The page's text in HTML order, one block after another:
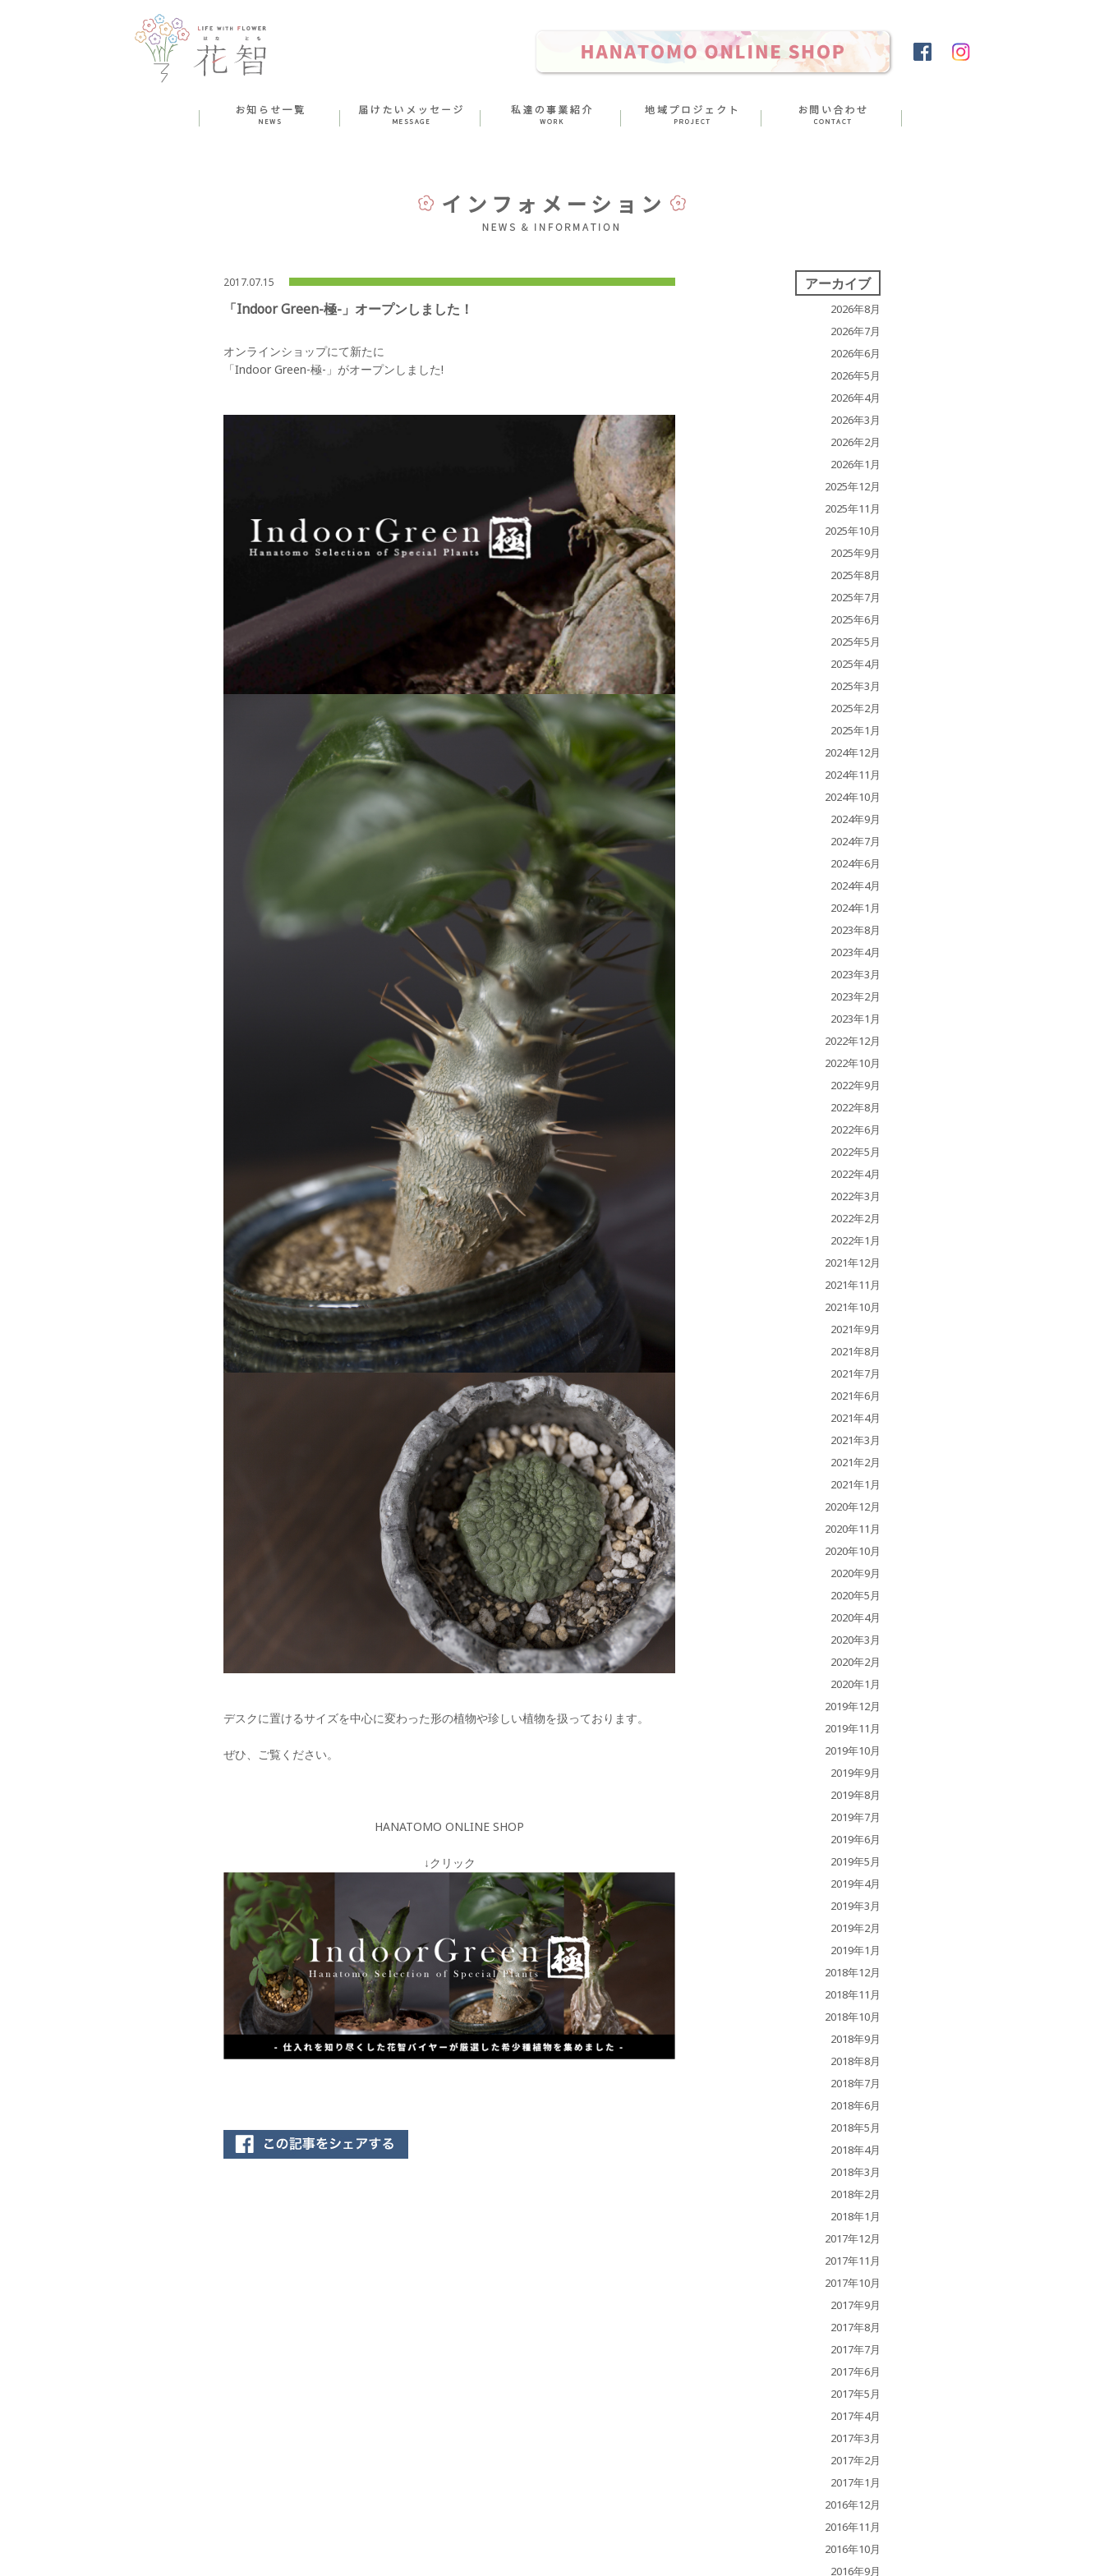
アーカイブ
2026年8月
2026年7月
2026年6月
2026年5月
2026年4月
2026年3月
2026年2月
2026年1月
2025年12月
2025年11月
2025年10月
2025年9月
2025年8月
2025年7月
2025年6月
2025年5月
2025年4月
2025年3月
2025年2月
2025年1月
2024年12月
2024年11月
2024年10月
2024年9月
2024年7月
2024年6月
2024年4月
2024年1月
2023年8月
2023年4月
2023年3月
2023年2月
2023年1月
2022年12月
2022年10月
2022年9月
2022年8月
2022年6月
2022年5月
2022年4月
2022年3月
2022年2月
2022年1月
2021年12月
2021年11月
2021年10月
2021年9月
2021年8月
2021年7月
2021年6月
2021年4月
2021年3月
2021年2月
2021年1月
2020年12月
2020年11月
2020年10月
2020年9月
2020年5月
2020年4月
2020年3月
2020年2月
2020年1月
2019年12月
2019年11月
2019年10月
2019年9月
2019年8月
2019年7月
2019年6月
2019年5月
2019年4月
2019年3月
2019年2月
2019年1月
2018年12月
2018年11月
2018年10月
2018年9月
2018年8月
2018年7月
2018年6月
2018年5月
2018年4月
2018年3月
2018年2月
2018年1月
2017年12月
2017年11月
2017年10月
2017年9月
2017年8月
2017年7月
2017年6月
2017年5月
2017年4月
2017年3月
2017年2月
2017年1月
2016年12月
2016年11月
2016年10月
2016年9月
2017.07.15
「Indoor Green-極-」オープンしました！
オンラインショップにて新たに
「Indoor Green-極-」がオープンしました!
デスクに置けるサイズを中心に変わった形の植物や珍しい植物を扱っております。
ぜひ、ご覧ください。
HANATOMO ONLINE SHOP
↓クリック